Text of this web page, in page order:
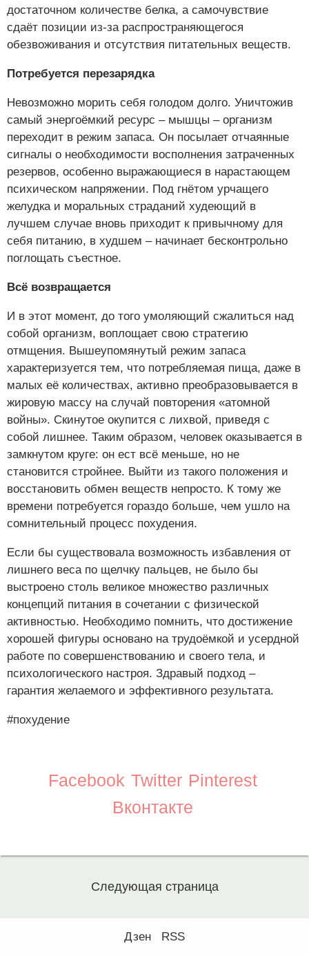
достаточном количестве белка, а самочувствие
сдаёт позиции из-за распространяющегося
обезвоживания и отсутствия питательных веществ.
Потребуется перезарядка
Невозможно морить себя голодом долго. Уничтожив
самый энергоёмкий ресурс – мышцы – организм
переходит в режим запаса. Он посылает отчаянные
сигналы о необходимости восполнения затраченных
резервов, особенно выражающиеся в нарастающем
психическом напряжении. Под гнётом урчащего
желудка и моральных страданий худеющий в
лучшем случае вновь приходит к привычному для
себя питанию, в худшем – начинает бесконтрольно
поглощать съестное.
Всё возвращается
И в этот момент, до того умоляющий сжалиться над
собой организм, воплощает свою стратегию
отмщения. Вышеупомянутый режим запаса
характеризуется тем, что потребляемая пища, даже в
малых её количествах, активно преобразовывается в
жировую массу на случай повторения «атомной
войны». Скинутое окупится с лихвой, приведя с
собой лишнее. Таким образом, человек оказывается в
замкнутом круге: он ест всё меньше, но не
становится стройнее. Выйти из такого положения и
восстановить обмен веществ непросто. К тому же
времени потребуется гораздо больше, чем ушло на
сомнительный процесс похудения.
Если бы существовала возможность избавления от
лишнего веса по щелчку пальцев, не было бы
выстроено столь великое множество различных
концепций питания в сочетании с физической
активностью. Необходимо помнить, что достижение
хорошей фигуры основано на трудоёмкой и усердной
работе по совершенствованию и своего тела, и
психологического настроя. Здравый подход –
гарантия желаемого и эффективного результата.
#похудение
Facebook Twitter Pinterest
Вконтакте
Следующая страница
Дзен RSS